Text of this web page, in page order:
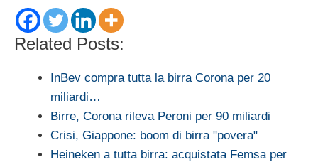
Related Posts:
InBev compra tutta la birra Corona per 20
miliardi…
Birre, Corona rileva Peroni per 90 miliardi
Crisi, Giappone: boom di birra "povera"
Heineken a tutta birra: acquistata Femsa per